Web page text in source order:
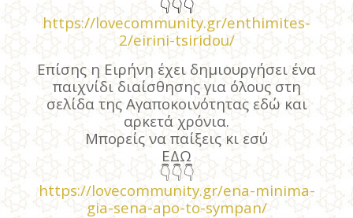
👇👇👇
https://lovecommunity.gr/enthimites-
2/eirini-tsiridou/
Επίσης η Ειρήνη έχει δημιουργήσει ένα
παιχνίδι διαίσθησης για όλους στη
σελίδα της Αγαποκοινότητας εδώ και
αρκετά χρόνια.
Μπορείς να παίξεις κι εσύ
ΕΔΩ
👇👇👇
https://lovecommunity.gr/ena-minima-
gia-sena-apo-to-sympan/